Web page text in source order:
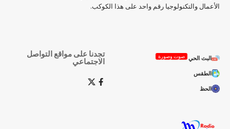
الأعمال والتكنولوجيا رقم واحد على هذا الكوكب.
البث الحي صوت وصورة
الطقس
الحظ
تجدنا على مواقع التواصل
الاجتماعي